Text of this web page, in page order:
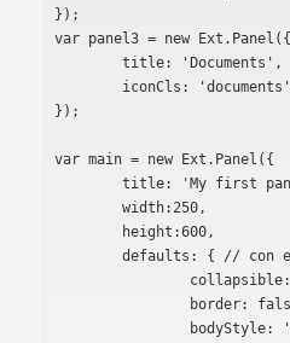
});
var panel3 = new Ext.Panel({
});
var main = new Ext.Panel({